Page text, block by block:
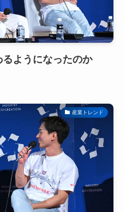
ようになったのか
産業トレンド